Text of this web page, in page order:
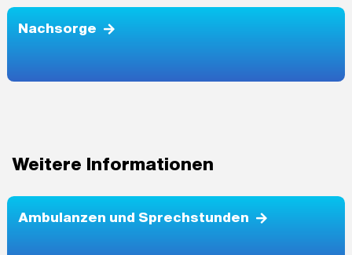
Nachsorge
Weitere Informationen
Ambulanzen und Sprechstunden